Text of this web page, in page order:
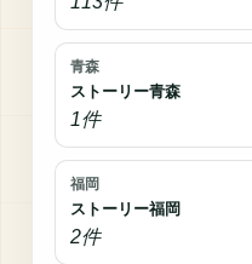
青森
ストーリー青森
1件
福岡
ストーリー福岡
2件